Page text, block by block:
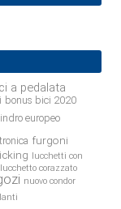
a pedalata
bonus bici 2020
europeo
furgoni
lucchetti con
lucchetto corazzato
nuovo condor